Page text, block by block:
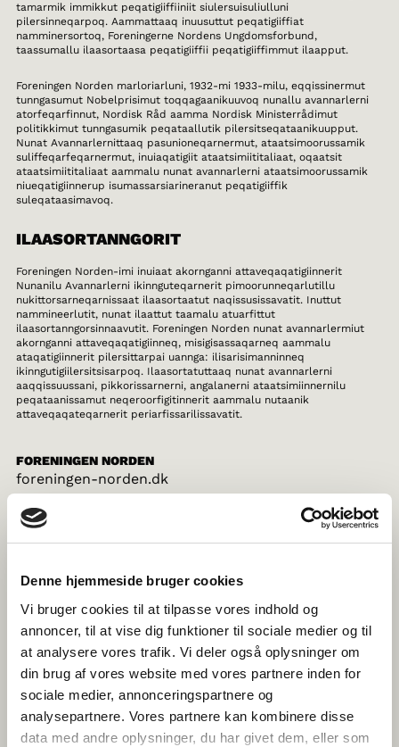
Denne hjemmeside bruger cookies
Vi bruger cookies til at tilpasse vores indhold og
annoncer, til at vise dig funktioner til sociale medier og til
at analysere vores trafik. Vi deler også oplysninger om
din brug af vores website med vores partnere inden for
sociale medier, annonceringspartnere og
analysepartnere. Vores partnere kan kombinere disse
data med andre oplysninger, du har givet dem, eller som
tamarmik immikkut peqatigiiffiiniit siulersuisuliulluni
pilersinneqarpoq. Aammattaaq inuusuttut peqatigiiffiat
namminersortoq, Foreningerne Nordens Ungdomsforbund,
taassumallu ilaasortaasa peqatigiiffii peqatigiiffimmut ilaapput.
Foreningen Norden marloriarluni, 1932-mi 1933-milu, eqqissinermut
tunngasumut Nobelprisimut toqqagaanikuuvoq nunallu avannarlerni
atorfeqarfinnut, Nordisk Råd aamma Nordisk Ministerrådimut
politikkimut tunngasumik peqataallutik pilersitseqataanikuupput.
Nunat Avannarlernittaaq pasunioneqarnermut, ataatsimoorussamik
suliffeqarfeqarnermut, inuiaqatigiit ataatsimiititaliaat, oqaatsit
ataatsimiititaliaat aammalu nunat avannarlerni ataatsimoorussamik
niueqatigiinnerup isumassarsiarineranut peqatigiiffik
suleqataasimavoq.
ILAASORTANNGORIT
Foreningen Norden-imi inuiaat akornganni attaveqaqatigiinnerit
Nunanilu Avannarlerni ikinnguteqarnerit pimoorunneqarlutillu
nukittorsarneqarnissaat ilaasortaatut naqissusissavatit. Inuttut
nammineerlutit, nunat ilaattut taamalu atuarfittut
ilaasortanngorsinnaavutit. Foreningen Norden nunat avannarlermiut
akornganni attaveqaqatigiinneq, misigisassaqarneq aammalu
ataqatigiinnerit pilersittarpai uannga: ilisarisimanninneq
ikinngutigiilersitsisarpoq. Ilaasortatuttaaq nunat avannarlerni
aaqqissuussani, pikkorissarnerni, angalanerni ataatsimiinnernilu
peqataanissamut neqeroorfigitinnerit aammalu nutaanik
attaveqaqateqarnerit periarfissarilissavatit.
FORENINGEN NORDEN
foreningen-norden.dk
pohjola-norden.fi
NORRØNA FELAGIÐ Í FØROYUM
norden.fo